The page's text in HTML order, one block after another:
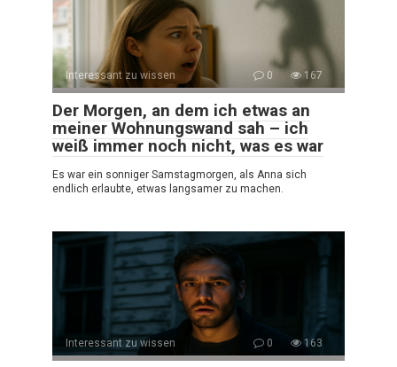
Interessant zu wissen 0 167
Der Morgen, an dem ich etwas an
meiner Wohnungswand sah – ich
weiß immer noch nicht, was es war
Es war ein sonniger Samstagmorgen, als Anna sich
endlich erlaubte, etwas langsamer zu machen.
Interessant zu wissen 0 163